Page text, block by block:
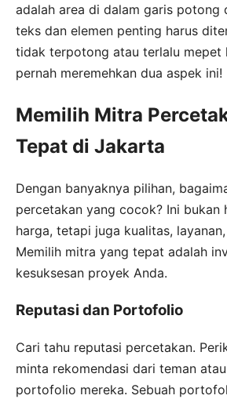
adalah area di dalam garis potong
teks dan elemen penting harus
tidak terpotong atau terlalu mepet
pernah meremehkan dua aspek ini!
Memilih Mitra
Tepat di Jakarta
Dengan banyaknya pilihan,
percetakan yang cocok? Ini bukan
harga, tetapi juga kualitas,
Memilih mitra yang tepat adalah
kesuksesan proyek Anda.
Reputasi dan Portofolio
Cari tahu reputasi percetakan.
minta rekomendasi dari teman
portofolio mereka. Sebuah